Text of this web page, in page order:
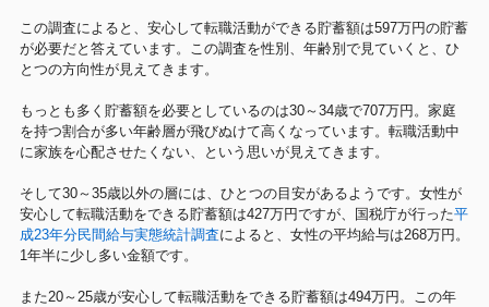
この調査によると、安心して転職活動ができる貯蓄額は597万円の貯蓄
が必要だと答えています。この調査を性別、年齢別で見ていくと、ひ
とつの方向性が見えてきます。
もっとも多く貯蓄額を必要としているのは30～34歳で707万円。家庭
を持つ割合が多い年齢層が飛びぬけて高くなっています。転職活動中
に家族を心配させたくない、という思いが見えてきます。
そして30～35歳以外の層には、ひとつの目安があるようです。女性が
安心して転職活動をできる貯蓄額は427万円ですが、国税庁が行った平
成23年分民間給与実態統計調査によると、女性の平均給与は268万円。
1年半に少し多い金額です。
また20～25歳が安心して転職活動をできる貯蓄額は494万円。この年